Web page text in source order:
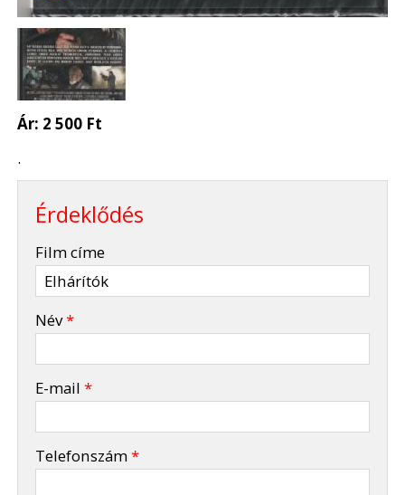
Ár: 2 500 Ft
.
Érdeklődés
Film címe
Név*
E-mail*
Telefonszám*